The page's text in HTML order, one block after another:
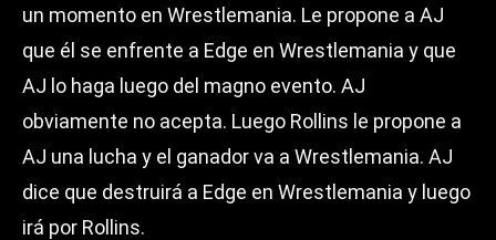
un momento en Wrestlemania. Le propone a AJ
que él se enfrente a Edge en Wrestlemania y que
AJ lo haga luego del magno evento. AJ
obviamente no acepta. Luego Rollins le propone a
AJ una lucha y el ganador va a Wrestlemania. AJ
dice que destruirá a Edge en Wrestlemania y luego
irá por Rollins.